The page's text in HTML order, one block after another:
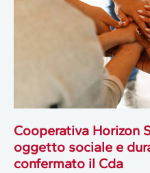
Cooperativa Horizon
oggetto sociale e
confermato il Cda